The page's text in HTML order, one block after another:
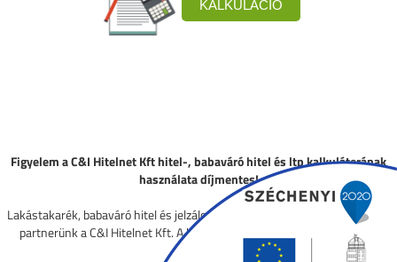
Figyelem a C&I Hitelnet Kft hitel-, babaváró hitel és ltp kalkulátorának
használata díjmentes!
Lakástakarék, babaváró hitel és jelzáloghitel közvetítésben együttműködő
partnerünk a C&I Hitelnet Kft. A kalkulátor üzemeltetője a
hitelnet.hu